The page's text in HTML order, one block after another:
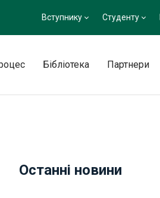
Вступнику Студенту
Бібліотека Партнери
Останні новини